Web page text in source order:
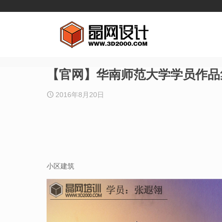
【官网】华南师范大学学员作
2016年8月20日
小区建筑